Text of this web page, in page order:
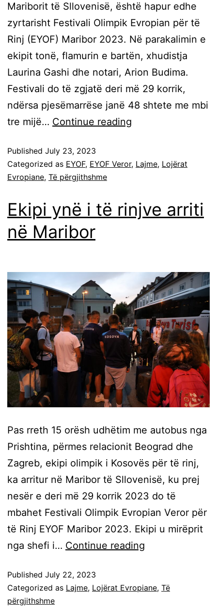
Mariborit të Sllovenisë, është hapur edhe
zyrtarisht Festivali Olimpik Evropian për të
Rinj (EYOF) Maribor 2023. Në parakalimin e
ekipit tonë, flamurin e bartën, xhudistja
Laurina Gashi dhe notari, Arion Budima.
Festivali do të zgjatë deri më 29 korrik,
ndërsa pjesëmarrëse janë 48 shtete me mbi
tre mijë… Continue reading
Published July 23, 2023
Categorized as EYOF, EYOF Veror, Lajme, Lojërat
Evropiane, Të përgjithshme
Ekipi ynë i të rinjve arriti
në Maribor
Pas rreth 15 orësh udhëtim me autobus nga
Prishtina, përmes relacionit Beograd dhe
Zagreb, ekipi olimpik i Kosovës për të rinj,
ka arritur në Maribor të Sllovenisë, ku prej
nesër e deri më 29 korrik 2023 do të
mbahet Festivali Olimpik Evropian Veror për
të Rinj EYOF Maribor 2023. Ekipi u mirëprit
nga shefi i… Continue reading
Published July 22, 2023
Categorized as Lajme, Lojërat Evropiane, Të
përgjithshme